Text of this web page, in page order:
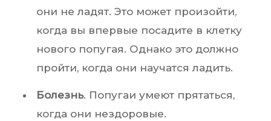
они не ладят. Это может произойти,
когда вы впервые посадите в клетку
нового попугая. Однако это должно
пройти, когда они научатся ладить.
Болезнь. Попугаи умеют прятаться,
когда они нездоровые.